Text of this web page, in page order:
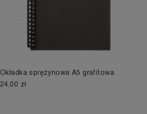
Okładka sprężynowa A5 grafitowa
24,00 zł